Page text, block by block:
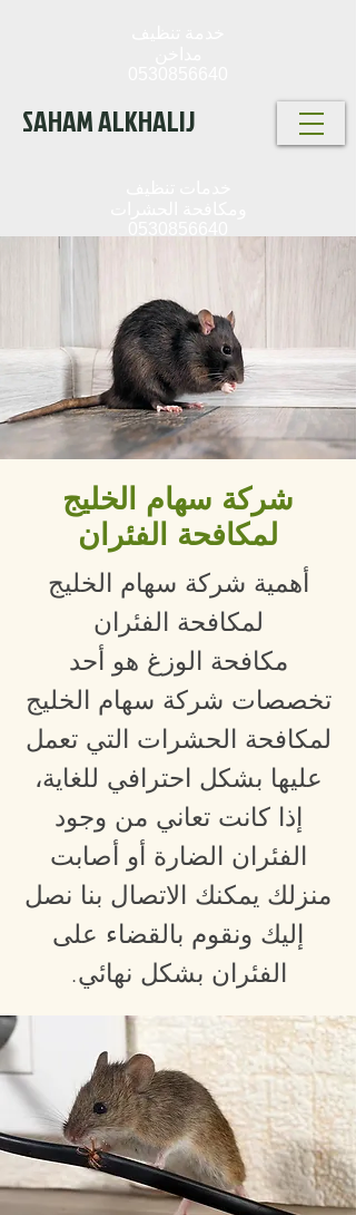
SAHAM ALKHALIJ
شركة سهام الخليج
لمكافحة الفئران
أهمية شركة سهام الخليج
لمكافحة الفئران
مكافحة الوزغ هو أحد
تخصصات شركة سهام الخليج
لمكافحة الحشرات التي تعمل
عليها بشكل احترافي للغاية،
إذا كانت تعاني من وجود
الفئران الضارة أو أصابت
منزلك يمكنك الاتصال بنا نصل
إليك ونقوم بالقضاء على
الفئران بشكل نهائي.